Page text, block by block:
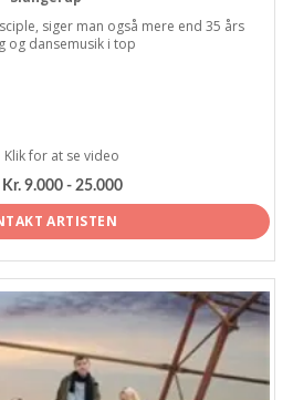
siger man også mere end 35 års
og dansemusik i top
Klik for at se video
Kr. 9.000 - 25.000
ARTISTEN